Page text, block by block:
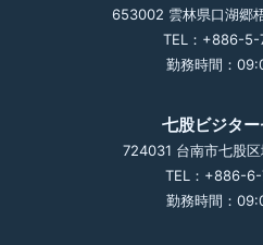
653002 雲林県口湖郷
TEL：+886-5-
勤務時間：
七股ビジタ
724031 台南市七股
TEL：+886-6-
勤務時間：